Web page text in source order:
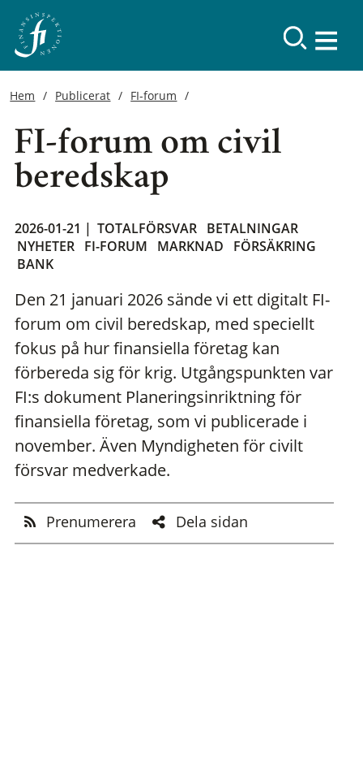
Hem Publicerat FI-forum
FI-forum om civil
beredskap
2026-01-21 | TOTALFÖRSVAR BETALNINGAR
NYHETER FI-FORUM MARKNAD
FÖRSÄKRING
BANK
Den 21 januari 2026 sände vi ett digitalt FI-
forum om civil beredskap, med speciellt
fokus på hur finansiella företag kan
förbereda sig för krig. Utgångspunkten var
FI:s dokument Planeringsinriktning för
finansiella företag, som vi publicerade i
november. Även Myndigheten för civilt
försvar medverkade.
Prenumerera Dela sidan